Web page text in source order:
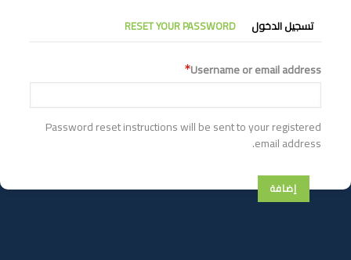
التبويبات
الأساسية
تسجيل الدخول RESET YOUR PASSWORD
Username or email address
Password reset instructions will be sent to your registered
email address.